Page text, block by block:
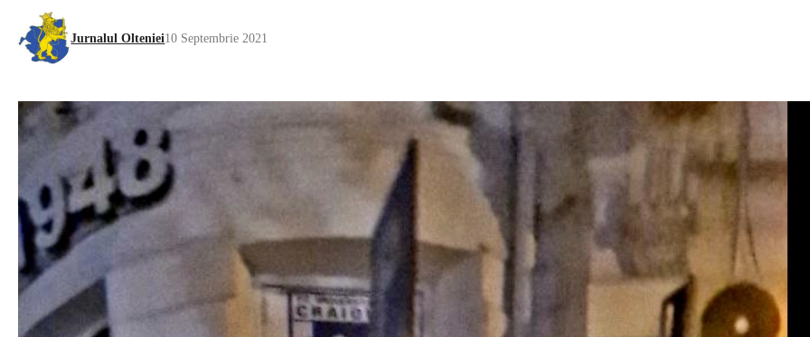
Jurnalul Olteniei10 Septembrie 2021